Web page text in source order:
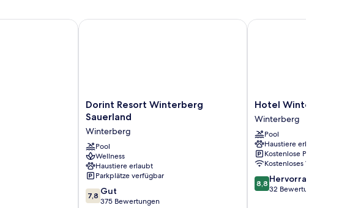
Dorint
Resort
Sauerland
Winterberg
Dorint Resort Winterberg
Sauerland
Winterberg
Pool
Wellness
Haustiere erlaubt
Parkplätze verfügbar
7.8
von
7,8 Gut
375 Bewertungen
Dorint Resort Winterberg Sauerland
Hotel
Winterberg
Resort
Winterberg
Hotel Winterberg
Winterberg
Pool
Haustiere erlaubt
Kostenlose Parkplätze
Kostenloses WLAN
8.8
von
8,8 Hervorragend
32 Bewertungen
Hotel Winterberg